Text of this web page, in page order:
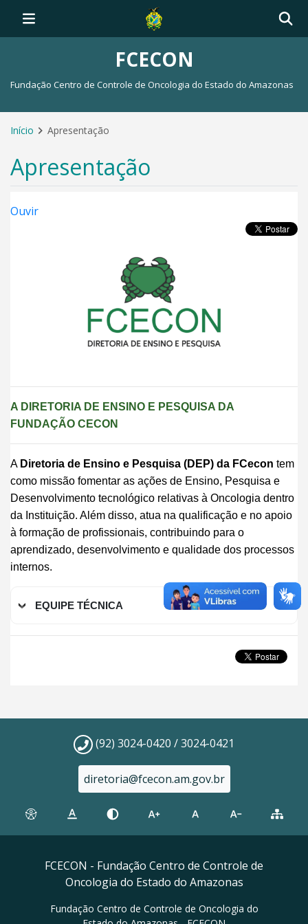
FCECON
Fundação Centro de Controle de Oncologia do Estado do Amazonas
Início Apresentação
Apresentação
Ouvir
A DIRETORIA DE ENSINO E PESQUI SA DA
FUNDAÇÃO CECON
A Diretoria de Ensino e Pesquisa (DEP) da FCecon tem
como missão fomentar as ações de Ensino, Pesquisa e
Desenvolvimento tecnológico relativas à Oncologia dentro
da Instituição. Além disso, atua na qualificação e no apoio
à formação de profissionais, contribuindo para o
aprendizado, desenvolvimento e qualidade dos processos
internos.
EQUIPE TÉCNICA
(92) 3024-0420 / 3024-0421
diretoria@fcecon.am.gov.br
FCECON - Fundação Centro de Controle de
Oncologia do Estado do Amazonas
Fundação Centro de Controle de Oncologia do